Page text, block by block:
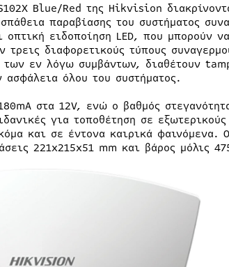
Blue/Red της Hikvision
παραβίασης του συστήματος
ειδοποίηση LED, που μπορούν
τρεις διαφορετικούς τύπους
εν λόγω συμβάντων, διαθέτουν
όλου του συστήματος.
στα 12V, ενώ ο βαθμός
για τοποθέτηση σε
και σε έντονα καιρικά φαινόμενα.
221x215x51 mm και βάρος μόλις